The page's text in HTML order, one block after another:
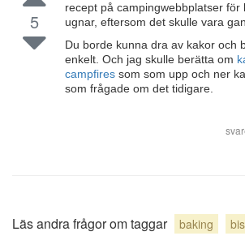
5
recept på campingwebbplatser för
ugnar, eftersom det skulle vara
Du borde kunna dra av kakor och
enkelt. Och jag skulle berätta om
campfires som som upp och ner
som frågade om det tidigare.
Läs andra frågor om taggar baking